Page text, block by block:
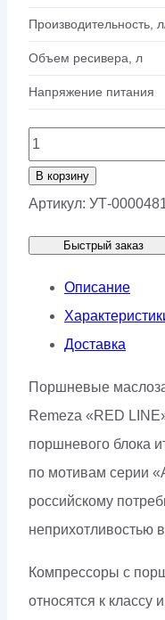
Производительность,
Объем ресивера, л
Напряжение питания
Количество
товара
Поршневой
Remeza
СБ4/
Ф-500.АВ998
В корзину
Артикул: УТ-
Быстрый заказ
Описание
Доставка
Поршневые
Remeza «RED
поршневого блока
по мотивам серии
российскому
неприхотливостью
Компрессоры с
относятся к